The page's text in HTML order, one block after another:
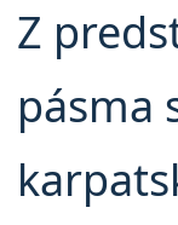
Z
pásma